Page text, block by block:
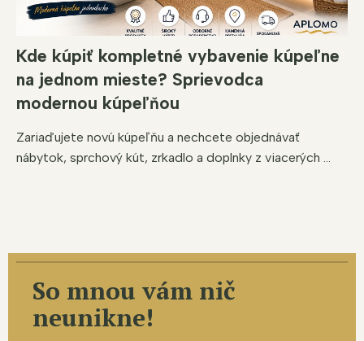
Kde kúpiť kompletné vybavenie kúpeľne
na jednom mieste? Sprievodca
modernou kúpeľňou
Zariaďujete novú kúpeľňu a nechcete objednávať
nábytok, sprchový kút, zrkadlo a doplnky z viacerých ...
So mnou vám nič
neunikne!